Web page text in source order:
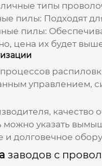
типы
пилы: Подходят
пилы:
цена их будет
управлением,
можно указать
долговечное
заводов с